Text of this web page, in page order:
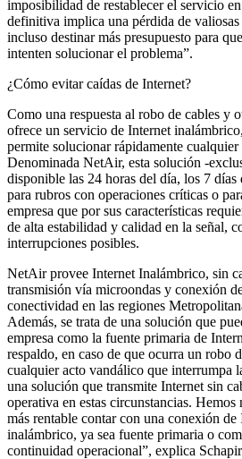
imposibilidad de restablecer el servicio
definitiva implica una pérdida de
incluso destinar más presupuesto para
intenten solucionar el problema”.
¿Cómo evitar caídas de Internet?
Como una respuesta al robo de cables y
ofrece un servicio de Internet
permite solucionar rápidamente
Denominada NetAir, esta solución -
disponible las 24 horas del día, los 7 días
para rubros con operaciones críticas o
empresa que por sus características
de alta estabilidad y calidad en la señal,
interrupciones posibles.
NetAir provee Internet Inalámbrico, sin
transmisión vía microondas y conexión
conectividad en las regiones
Además, se trata de una solución que
empresa como la fuente primaria de
respaldo, en caso de que ocurra un robo
cualquier acto vandálico que interrumpa
una solución que transmite Internet sin
operativa en estas circunstancias. Hemos
más rentable contar con una conexión de
inalámbrico, ya sea fuente primaria o
continuidad operacional”, explica